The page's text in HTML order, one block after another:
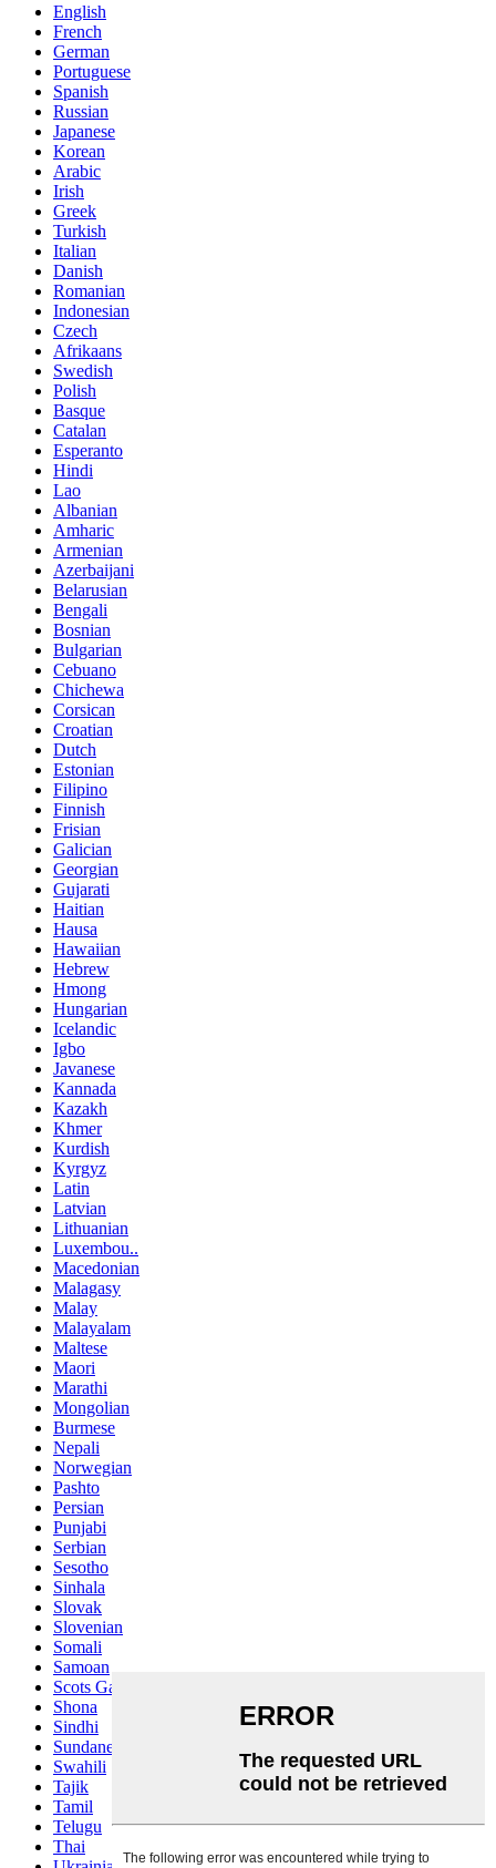
English
French
German
Portuguese
Spanish
Russian
Japanese
Korean
Arabic
Irish
Greek
Turkish
Italian
Danish
Romanian
Indonesian
Czech
Afrikaans
Swedish
Polish
Basque
Catalan
Esperanto
Hindi
Lao
Albanian
Amharic
Armenian
Azerbaijani
Belarusian
Bengali
Bosnian
Bulgarian
Cebuano
Chichewa
Corsican
Croatian
Dutch
Estonian
Filipino
Finnish
Frisian
Galician
Georgian
Gujarati
Haitian
Hausa
Hawaiian
Hebrew
Hmong
Hungarian
Icelandic
Igbo
Javanese
Kannada
Kazakh
Khmer
Kurdish
Kyrgyz
Latin
Latvian
Lithuanian
Luxembou..
Macedonian
Malagasy
Malay
Malayalam
Maltese
Maori
Marathi
Mongolian
Burmese
Nepali
Norwegian
Pashto
Persian
Punjabi
Serbian
Sesotho
Sinhala
Slovak
Slovenian
Somali
Samoan
Scots Gaelic
Shona
Sindhi
Sundanese
Swahili
Tajik
Tamil
Telugu
Thai